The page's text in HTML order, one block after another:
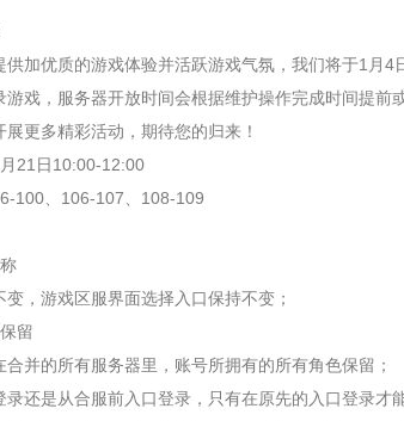
供加优质的游戏体验并活跃游戏气氛，我们将于1月
游戏，服务器开放时间会根据维护操作完成时间提
展更多精彩活动，期待您的归来！
21日10:00-12:00
100、106-107、108-109
变，游戏区服界面选择入口保持不变；
留
合并的所有服务器里，账号所拥有的所有角色保留；
录还是从合服前入口登录，只有在原先的入口登录才